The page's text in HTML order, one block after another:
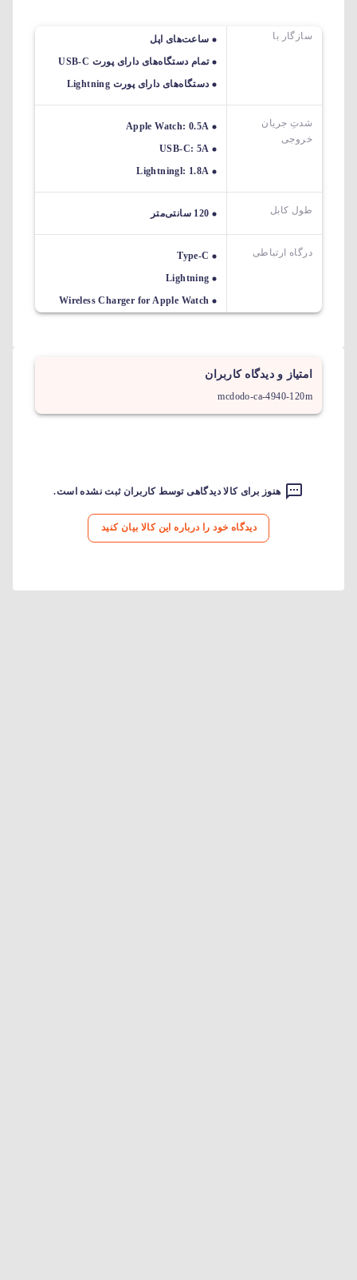
سازگار با
ساعت‌های اپل
تمام دستگاه‌های دارای پورت USB-C
دستگاه‌های دارای پورت Lightning
شدتِ جریان
خروجی
Apple Watch: 0.5A
USB-C: 5A
Lightningl: 1.8A
طول کابل 120 سانتی‌متر
درگاه ارتباطی
Type-C
Lightning
Wireless Charger for Apple Watch
امتیاز و دیدگاه کاربران
mcdodo-ca-4940-120m
هنوز برای کالا دیدگاهی توسط کاربران ثبت نشده است.
دیدگاه خود را درباره این کالا بیان کنید